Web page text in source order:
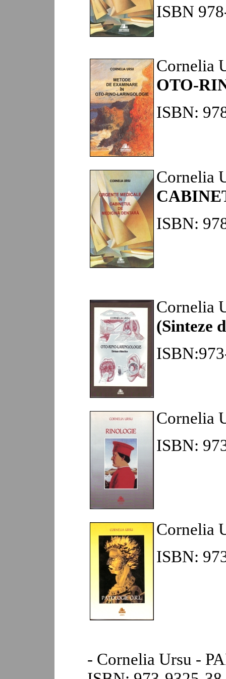
ISBN
Cornelia
OTO-
ISBN:
Cornelia
ISBN:
Cornelia
(Sinteze
Cornelia
ISBN:
Cornelia
ISBN:
- Cornelia Ursu -